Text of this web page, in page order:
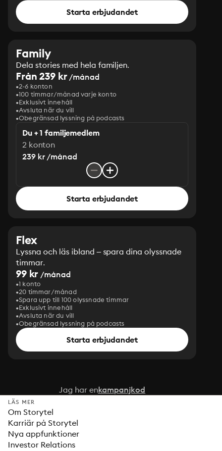
Starta erbjudandet
Family
Dela stories med hela familjen.
Från 239 kr/månad
2-6 konton
100 timmar/månad varje konto
Exklusivt innehåll
Avsluta när du vill
Obegränsad lyssning på podcasts
Du + 1 familjemedlem
2 konton
239 kr /månad
Starta erbjudandet
Flex
Lyssna och läs ibland – spara dina olyssnade
timmar.
99 kr /månad
1 konto
20 timmar/månad
Spara upp till 100 olyssnade timmar
Exklusivt innehåll
Avsluta när du vill
Obegränsad lyssning på podcasts
Starta erbjudandet
Jag har enkampanjkod
LÄS MER
Om Storytel
Karriär på Storytel
Nya appfunktioner
Investor Relations